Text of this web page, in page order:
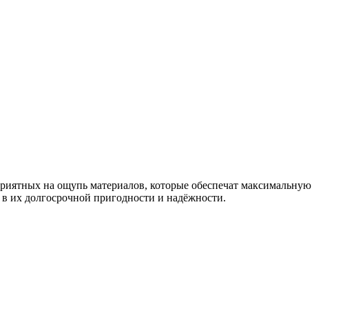
на ощупь материалов, которые обеспечат максимальную
долгосрочной пригодности и надёжности.